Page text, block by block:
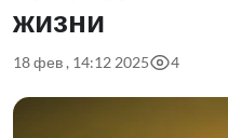
жизни
18 фев , 14:12 2025 4